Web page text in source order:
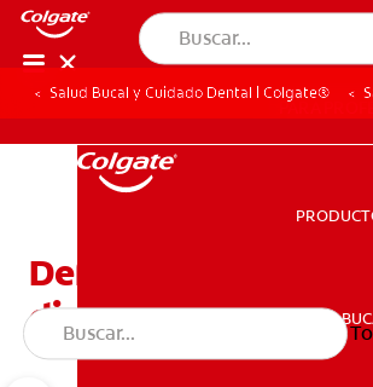
PARA
SALUD
Salud Bucal y Cuidado Dental | Colgate®
Deficiencia de
dientes: signos y